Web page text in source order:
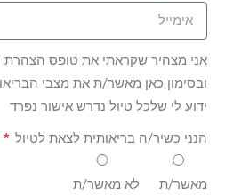
אני מצהיר שקראתי את טופס הצהרת
ובסימון כאן מאשר/ת את מצבי
ידוע לי שלכל טיול נדרש אישור נפרד
הנני כשיר/ה בריאותית לצאת לטיול
מאשר/ת
לא מאשר/ת